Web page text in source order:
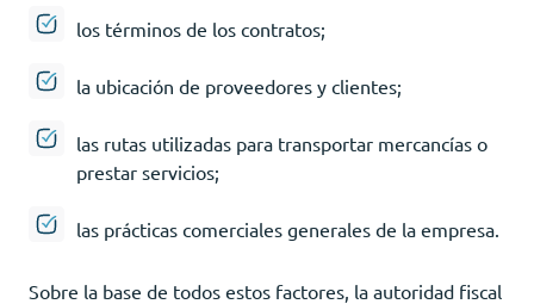
los términos de los contratos;
la ubicación de proveedores y clientes;
las rutas utilizadas para transportar mercancías o
prestar servicios;
las prácticas comerciales generales de la empresa.
Sobre la base de todos estos factores, la autoridad fiscal